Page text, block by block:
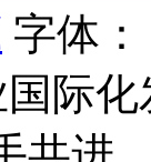
字体
际